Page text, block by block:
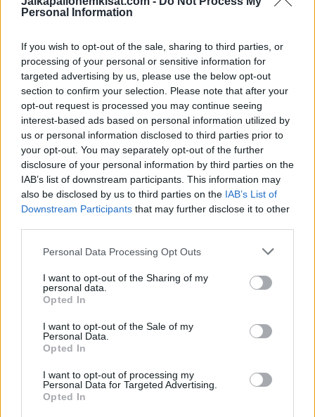
Personal Information
If you wish to opt-out of the sale, sharing to third parties, or
processing of your personal or sensitive information for
targeted advertising by us, please use the below opt-out
section to confirm your selection. Please note that after your
opt-out request is processed you may continue seeing
interest-based ads based on personal information utilized by
us or personal information disclosed to third parties prior to
your opt-out. You may separately opt-out of the further
disclosure of your personal information by third parties on the
IAB’s list of downstream participants. This information may
also be disclosed by us to third parties on the IAB’s List of
Downstream Participants that may further disclose it to other
Personal Data Processing Opt Outs
I want to opt-out of the Sharing of my
personal data.
Opted In
I want to opt-out of the Sale of my
Personal Data.
Opted In
I want to opt-out of processing my
Personal Data for Targeted Advertising.
Opted In
syyskuussa
Edellinen artikkeli
MTV selvitti: Näin paljon kukin
Seuraava artikkeli
Veikkausliiga käynnistyy
LIITTYVÄT ARTIKKELIT
Suomen MM-karsintojen näkymät –
todellinen jalkapallokommentaattorin
Suomi-Hollanti näkyy ilmaiseksi TV:stä –